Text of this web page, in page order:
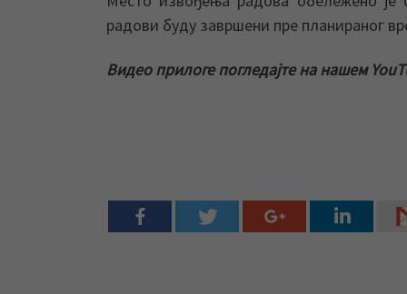
радови буду завршени пре планираног
Видео прилоге погледајте на нашем